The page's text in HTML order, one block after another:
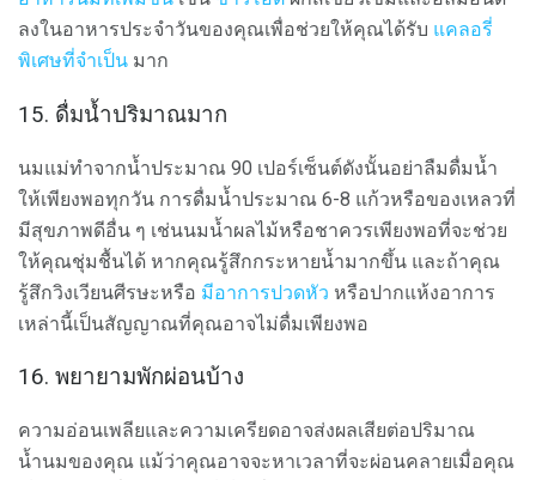
ลงในอาหารประจำวันของคุณเพื่อช่วยให้คุณได้รับ แคลอรี่
พิเศษที่จำเป็น มาก
15. ดื่มน้ำปริมาณมาก
นมแม่ทำจากน้ำประมาณ 90 เปอร์เซ็นต์ดังนั้นอย่าลืมดื่มน้ำ
ให้เพียงพอทุกวัน การดื่มน้ำประมาณ 6-8 แก้วหรือของเหลวที่
มีสุขภาพดีอื่น ๆ เช่นนมน้ำผลไม้หรือชาควรเพียงพอที่จะช่วย
ให้คุณชุ่มชื้นได้ หากคุณรู้สึกกระหายน้ำมากขึ้น และถ้าคุณ
รู้สึกวิงเวียนศีรษะหรือ มีอาการปวดหัว หรือปากแห้งอาการ
เหล่านี้เป็นสัญญาณที่คุณอาจไม่ดื่มเพียงพอ
16. พยายามพักผ่อนบ้าง
ความอ่อนเพลียและความเครียดอาจส่งผลเสียต่อปริมาณ
น้ำนมของคุณ แม้ว่าคุณอาจจะหาเวลาที่จะผ่อนคลายเมื่อคุณ